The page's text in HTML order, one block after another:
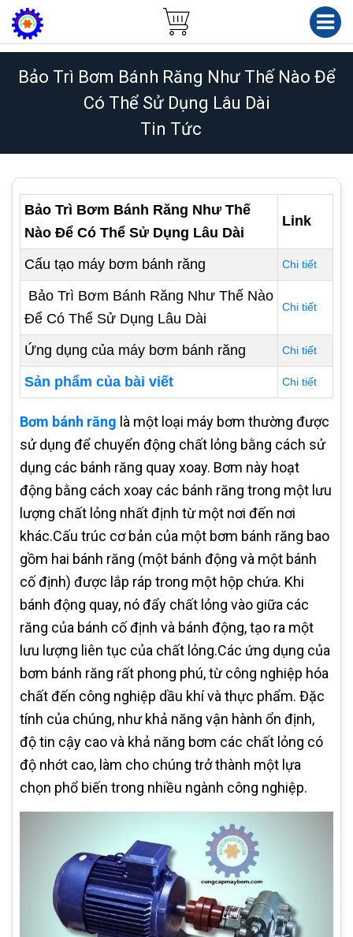
Bảo Trì Bơm Bánh Răng Như Thế Nào Để
Có Thể Sử Dụng Lâu Dài
Tin Tức
Bảo Trì Bơm Bánh Răng Như Thế
Nào Để Có Thể Sử Dụng Lâu Dài
Link
Cấu tạo máy bơm bánh răng Chi tiết
Bảo Trì Bơm Bánh Răng Như Thế Nào
Để Có Thể Sử Dụng Lâu Dài
Chi tiết
Ứng dụng của máy bơm bánh răng Chi tiết
Sản phẩm của bài viết Chi tiết
Bơm bánh răng là một loại máy bơm thường được
sử dụng để chuyển động chất lỏng bằng cách sử
dụng các bánh răng quay xoay. Bơm này hoạt
động bằng cách xoay các bánh răng trong một lưu
lượng chất lỏng nhất định từ một nơi đến nơi
khác.Cấu trúc cơ bản của một bơm bánh răng bao
gồm hai bánh răng (một bánh động và một bánh
cố định) được lắp ráp trong một hộp chứa. Khi
bánh động quay, nó đẩy chất lỏng vào giữa các
răng của bánh cố định và bánh động, tạo ra một
lưu lượng liên tục của chất lỏng.Các ứng dụng của
bơm bánh răng rất phong phú, từ công nghiệp hóa
chất đến công nghiệp dầu khí và thực phẩm. Đặc
tính của chúng, như khả năng vận hành ổn định,
độ tin cậy cao và khả năng bơm các chất lỏng có
độ nhớt cao, làm cho chúng trở thành một lựa
chọn phổ biến trong nhiều ngành công nghiệp.